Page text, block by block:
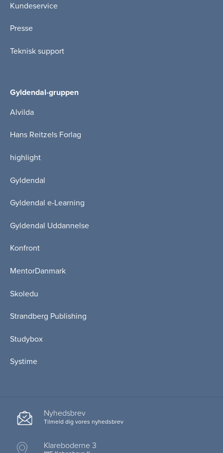
Kundeservice
Presse
Teknisk support
Gyldendal-gruppen
Alvilda
Hans Reitzels Forlag
highlight
Gyldendal
Gyldendal e-Learning
Gyldendal Uddannelse
Konfront
MentorDanmark
Skoledu
Strandberg Publishing
Studybox
Systime
Nyhedsbrev
Tilmeld dig vores nyhedsbrev
Klareboderne 3